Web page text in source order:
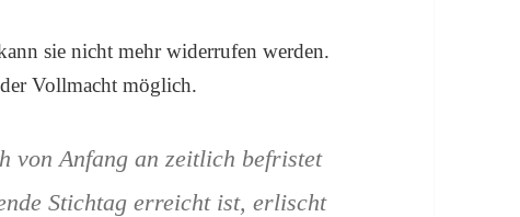
sie nicht mehr widerrufen werden.
Vollmacht möglich.
von Anfang an zeitlich befristet
Stichtag erreicht ist, erlischt